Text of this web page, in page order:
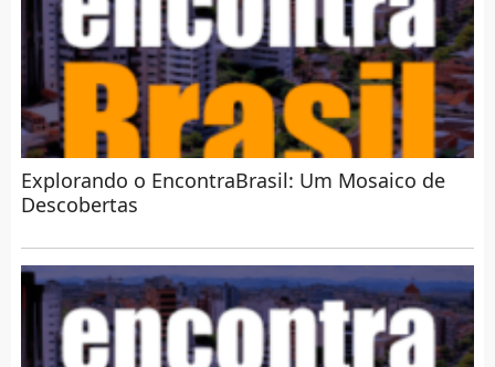
Explorando o EncontraBrasil: Um Mosaico de
Descobertas